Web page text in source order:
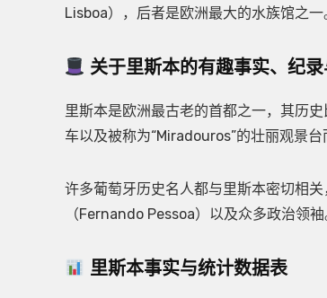
Lisboa），后者是欧洲最大的水族馆之
关于里斯本的有趣事实、纪
里斯本是欧洲最古老的首都之一，其历
车以及被称为“Miradouros”的壮丽观景台
许多葡萄牙历史名人都与里斯本密切相
（Fernando Pessoa）以及众多政治领
里斯本事实与统计数据表